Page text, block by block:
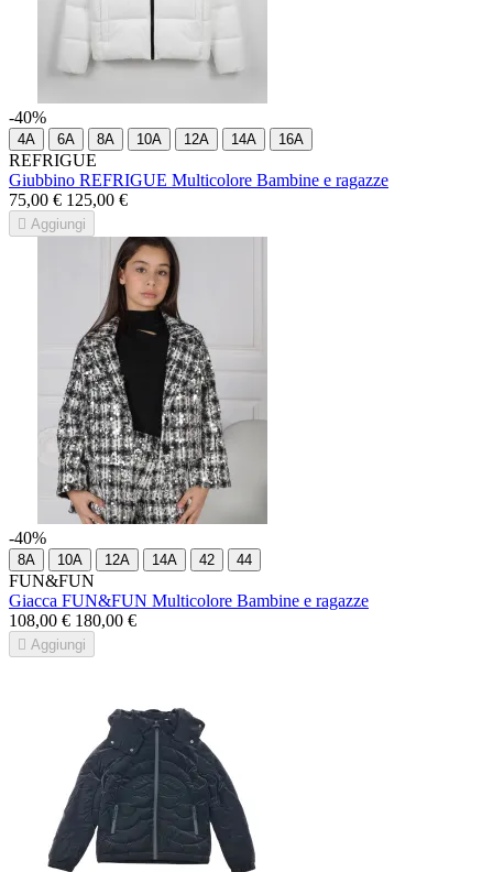
-40%
4A 6A 8A 10A 12A 14A 16A
REFRIGUE
Giubbino REFRIGUE Multicolore Bambine e ragazze
75,00 € 125,00 €
 Aggiungi
-40%
8A 10A 12A 14A 42 44
FUN&FUN
Giacca FUN&FUN Multicolore Bambine e ragazze
108,00 € 180,00 €
 Aggiungi